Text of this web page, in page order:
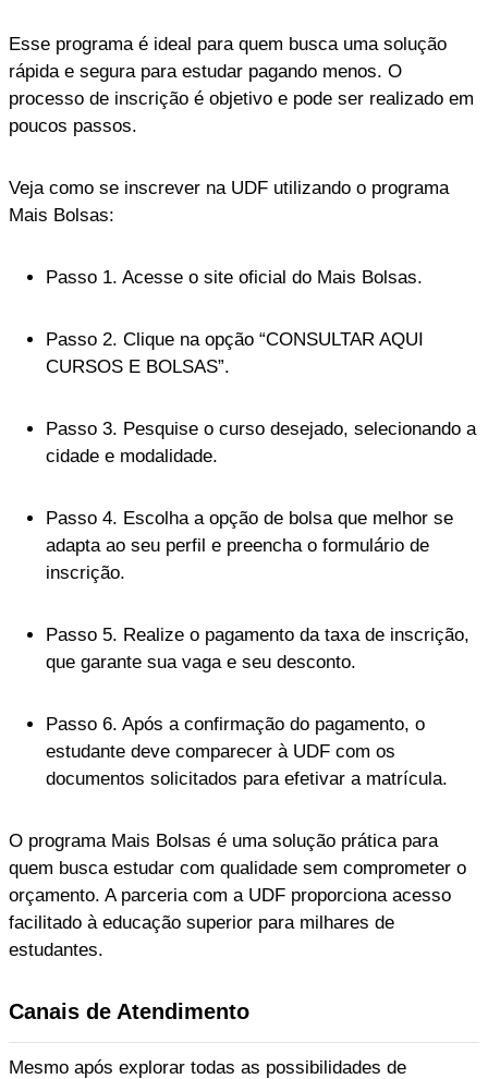
Esse programa é ideal para quem busca uma solução
rápida e segura para estudar pagando menos. O
processo de inscrição é objetivo e pode ser realizado em
poucos passos.
Veja como se inscrever na UDF utilizando o programa
Mais Bolsas:
Passo 1. Acesse o site oficial do Mais Bolsas.
Passo 2. Clique na opção “CONSULTAR AQUI
CURSOS E BOLSAS”.
Passo 3. Pesquise o curso desejado, selecionando a
cidade e modalidade.
Passo 4. Escolha a opção de bolsa que melhor se
adapta ao seu perfil e preencha o formulário de
inscrição.
Passo 5. Realize o pagamento da taxa de inscrição,
que garante sua vaga e seu desconto.
Passo 6. Após a confirmação do pagamento, o
estudante deve comparecer à UDF com os
documentos solicitados para efetivar a matrícula.
O programa Mais Bolsas é uma solução prática para
quem busca estudar com qualidade sem comprometer o
orçamento. A parceria com a UDF proporciona acesso
facilitado à educação superior para milhares de
estudantes.
Canais de Atendimento
Mesmo após explorar todas as possibilidades de